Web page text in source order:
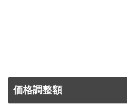
価格調整額